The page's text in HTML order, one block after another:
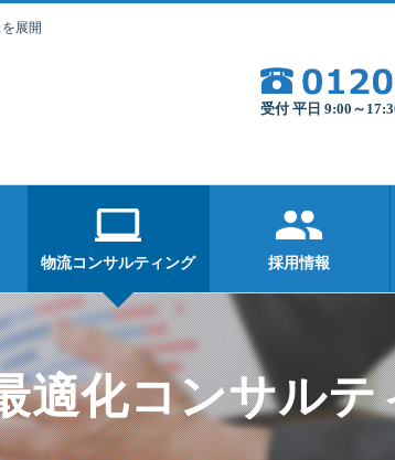
展開
受付 平日 9:00～
物流コンサルティング 採用情報
適化コンサルテ